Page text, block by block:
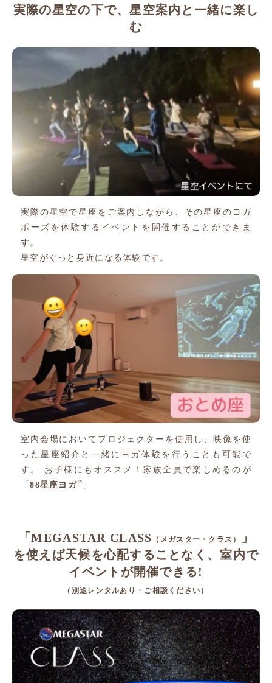
実際の星空の下で、星空案内と一緒に楽し
む
実際の星空で星座をご案内しながら、その星座のヨガ
ポーズを体験するイベントを開催することができま
す。
星空がぐっと身近になる体験です。
室内会場においてプロジェクターを使用し、映像を使
った星座紹介と一緒にヨガ体験を行うことも可能で
す。 お子様にもオススメ！家族全員で楽しめるのが
「88星座ヨガ ® 」
「MEGASTAR CLASS （メガスター・クラス）
」
を使えば天候を心配することなく、室内で
イベントが開催できる!
（別途レンタルあり・ご相談ください）